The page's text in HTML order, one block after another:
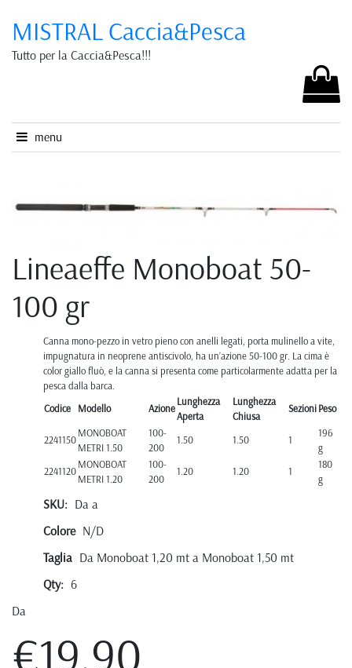
MISTRAL Caccia&Pesca
Tutto per la Caccia&Pesca!!!
menu
Lineaeffe Monoboat 50-
100 gr
Canna mono-pezzo in vetro pieno con anelli legati, porta mulinello a vite,
impugnatura in neoprene antiscivolo, ha un’azione 50-100 gr. La cima è
color giallo fluò, e la canna si presenta come particolarmente adatta per la
pesca dalla barca.
Codice
Modello Azione
Lunghezza
Aperta
Lunghezza
Chiusa
Sezioni Peso
2241150
MONOBOAT
METRI 1.50
100-
200
1.50 1.50 1
196
g
2241120
MONOBOAT
METRI 1.20
100-
200
1.20 1.20 1
180
g
SKU: Da a
Colore N/D
Taglia Da Monoboat 1,20 mt a Monoboat 1,50 mt
Qty: 6
Da
€19,90